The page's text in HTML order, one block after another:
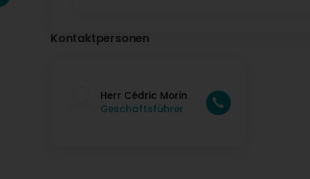
Kontaktpersonen
Herr Cédric Morin
Geschäftsführer